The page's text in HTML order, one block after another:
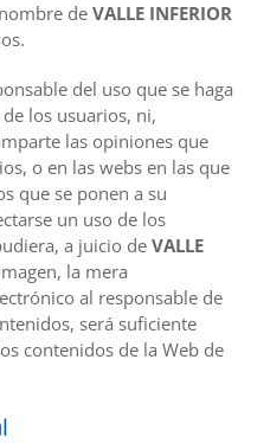
de VALLE INFERIOR
del uso que se haga
los usuarios, ni,
las opiniones que
o en las webs en las que
que se ponen a su
un uso de los
a juicio de VALLE
la mera
al responsable de
será suficiente
contenidos de la Web de